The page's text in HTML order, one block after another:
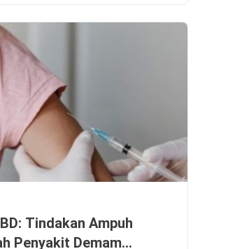
Tindakan Ampuh
Penyakit Demam